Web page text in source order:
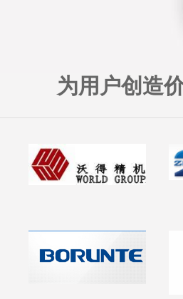
为用户创造